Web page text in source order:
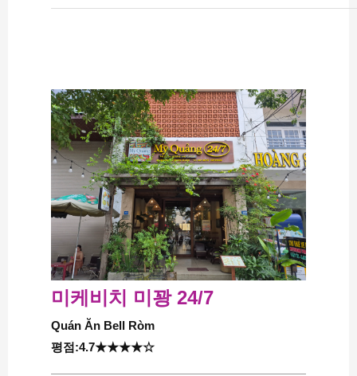
미케비치 미꽝 24/7
Quán Ăn Bell Ròm
평점:4.7★★★★☆